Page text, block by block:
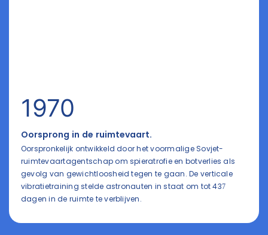
1970
Oorsprong in de ruimtevaart.
Oorspronkelijk ontwikkeld door het voormalige Sovjet-
ruimtevaartagentschap om spieratrofie en botverlies als
gevolg van gewichtloosheid tegen te gaan. De verticale
vibratietraining stelde astronauten in staat om tot 437
dagen in de ruimte te verblijven.